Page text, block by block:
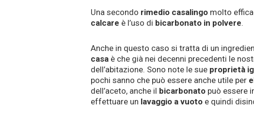
Una secondo rimedio casalingo molto
calcare è l’uso di bicarbonato in polvere.
Anche in questo caso si tratta di un
casa è che già nei decenni precedenti le
dell’abitazione. Sono note le sue proprietà
pochi sanno che può essere anche utile per
dell’aceto, anche il bicarbonato può essere
effettuare un lavaggio a vuoto e quindi